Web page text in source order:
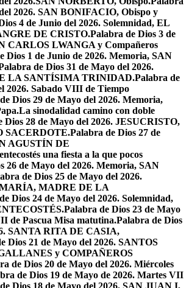
2026. SAN BONIFACIO, Obispo y
4 de Junio del 2026. Solemnidad, EL
DE CRISTO.Palabra de Dios 3 de
CARLOS LWANGA y Compañeros
Dios 1 de Junio de 2026. Memoria, SAN
de Dios 31 de Mayo del 2026.
LA SANTÍSIMA TRINIDAD.Palabra de
2026. Sabado VIII de Tiempo
Dios 29 de Mayo del 2026. Memoria,
La sinodalidad camino con doble
Dios 28 de Mayo del 2026. JESUCRISTO,
SACERDOTE.Palabra de Dios 27 de
AGUSTÍN DE
una fiesta a la que pocos
26 de Mayo del 2026. Memoria, SAN
de Dios 25 de Mayo del 2026.
MADRE DE LA
Dios 24 de Mayo del 2026. Solemnidad,
Palabra de Dios 23 de Mayo
de Pascua Misa matutina.Palabra de Dios
SANTA RITA DE CASIA,
Dios 21 de Mayo del 2026. SANTOS
y COMPAÑEROS
de Dios 20 de Mayo del 2026. Miércoles
de Dios 19 de Mayo de 2026. Martes VII